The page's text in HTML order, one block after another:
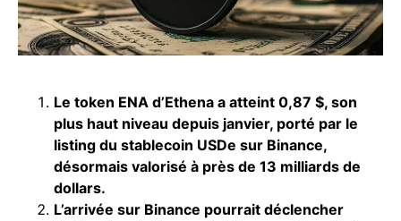
Le token ENA d’Ethena a atteint 0,87 $, son
plus haut niveau depuis janvier, porté par le
listing du stablecoin USDe sur Binance,
désormais valorisé à près de 13 milliards de
dollars.
L’arrivée sur Binance pourrait déclencher